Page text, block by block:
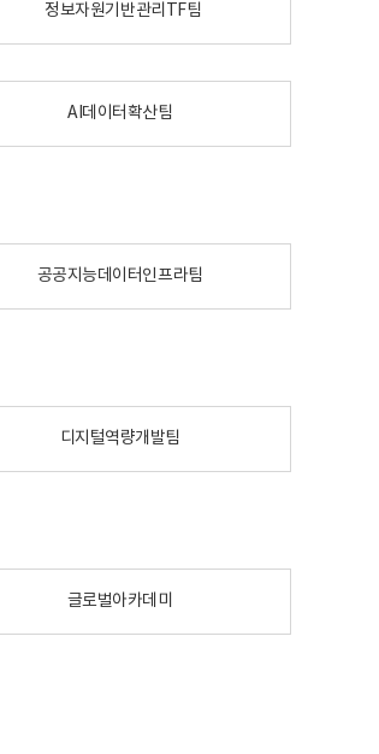
정보자원기반관리TF팀
AI데이터확산팀
공공지능데이터인프라팀
디지털역량개발팀
글로벌아카데미